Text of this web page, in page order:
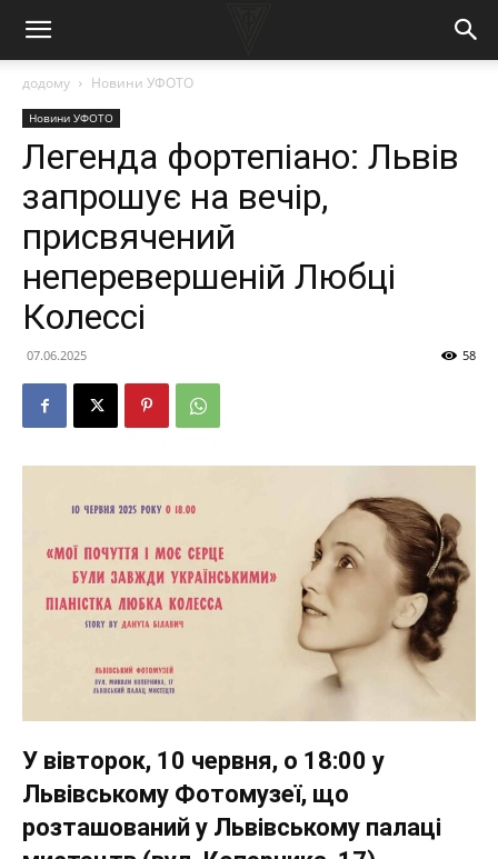
додому Новини УФОТО
Новини УФОТО
Легенда фортепіано: Львів
запрошує на вечір,
присвячений
неперевершеній Любці
Колессі
07.06.2025 58
У вівторок, 10 червня, о 18:00 у
Львівському Фотомузеї, що
розташований у Львівському палаці